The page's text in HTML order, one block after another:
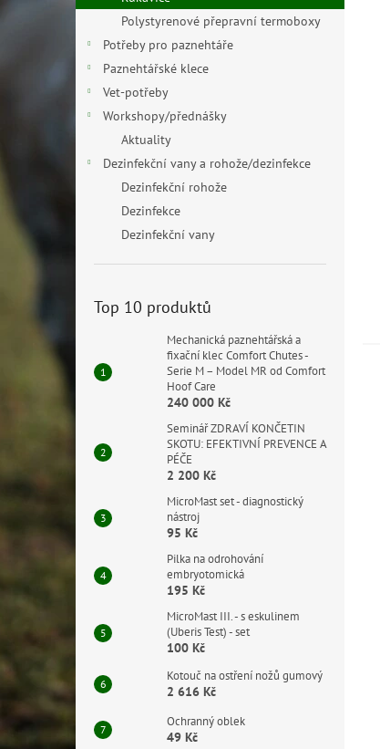
n
Polystyrenové přepravní termoboxy
Potřeby pro paznehtáře
Paznehtářské klece
Vet-potřeby
Workshopy/přednášky
Aktuality
Dezinfekční vany a rohože/dezinfekce
Dezinfekční rohože
Dezinfekce
Dezinfekční vany
Top 10 produktů
Mechanická paznehtářská a
fixační klec Comfort Chutes -
Serie M – Model MR od Comfort
Hoof Care
240 000 Kč
Seminář ZDRAVÍ KONČETIN
SKOTU: EFEKTIVNÍ PREVENCE A
PÉČE
2 200 Kč
MicroMast set - diagnostický
nástroj
95 Kč
Pilka na odrohování
embryotomická
195 Kč
MicroMast III. - s eskulinem
(Uberis Test) - set
100 Kč
Kotouč na ostření nožů gumový
2 616 Kč
Ochranný oblek
49 Kč